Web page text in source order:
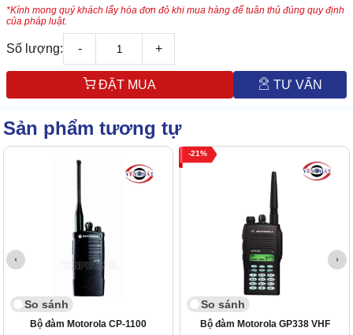
*Kính mong quý khách lấy hóa đơn đỏ khi mua hàng để tuân thủ đúng quy định
của pháp luật.
Số lượng: - +
ĐẶT MUA TƯ VẤN
Sản phẩm tương tự
So sánh
Bộ đàm Motorola CP-1100
21
So sánh
Bộ đàm Motorola GP338 VHF